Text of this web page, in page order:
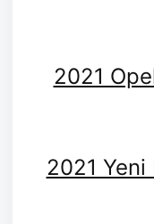
2021
2021